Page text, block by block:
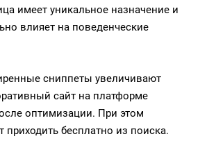
имеет уникальное назначение и
влияет на поведенческие
сниппеты увеличивают
сайт на платформе
оптимизации. При этом
приходить бесплатно из поиска.